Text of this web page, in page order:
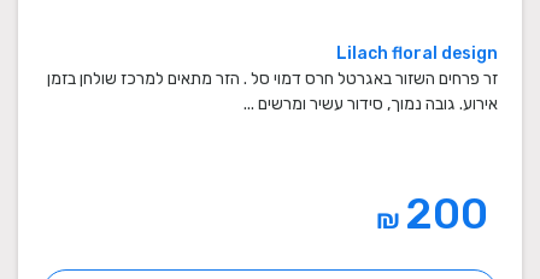
Lilach floral design
זר פרחים השזור באגרטל חרס דמוי סל . הזר מתאים למרכז שולחן בזמן
אירוע. גובה נמוך, סידור עשיר ומרשים ...
₪